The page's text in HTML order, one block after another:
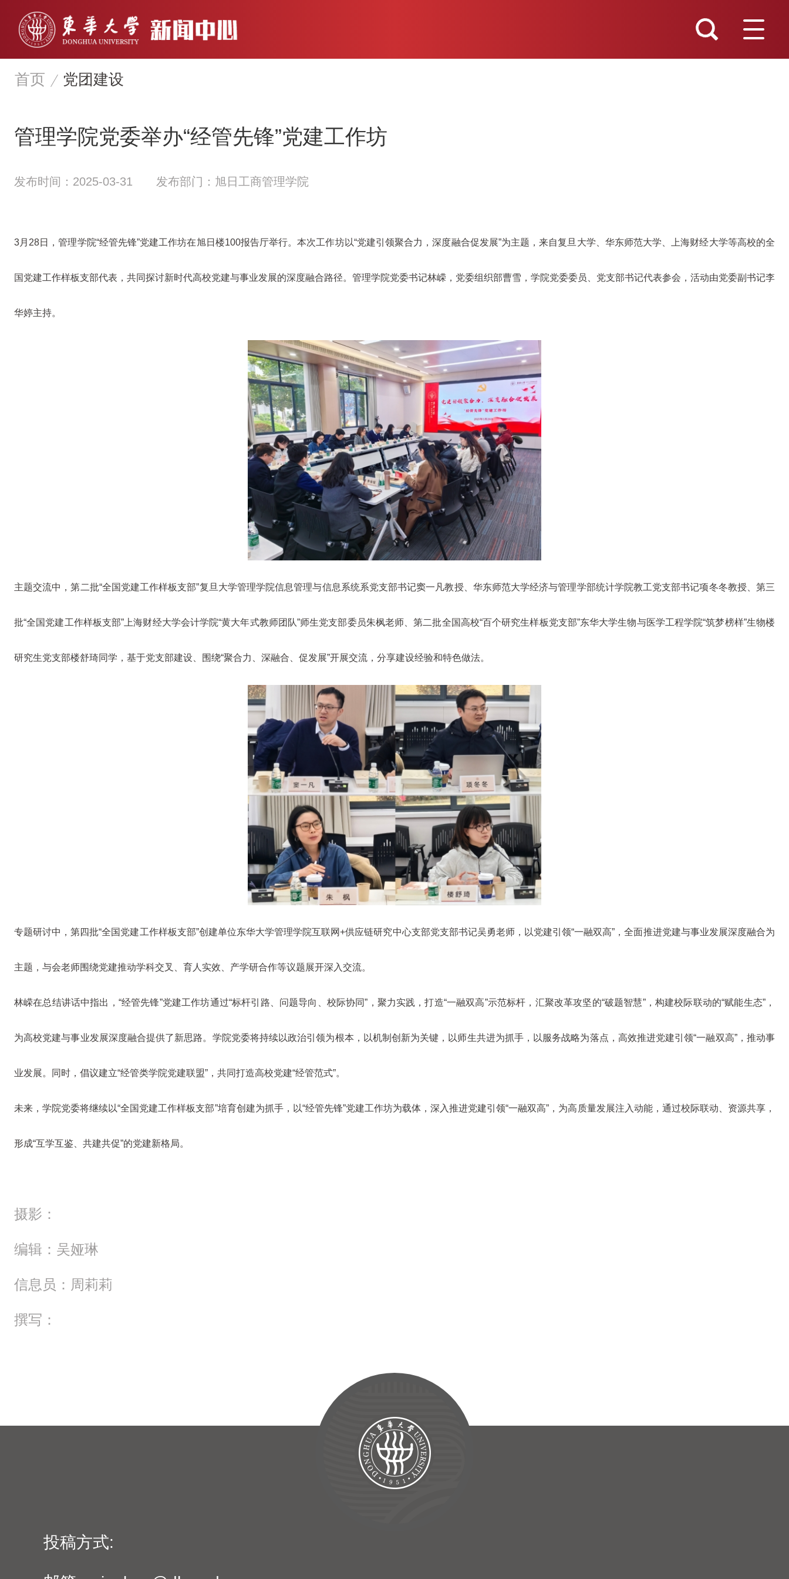
首页 党团建设
管理学院党委举办“经管先锋”党建工作坊
发布时间：2025-03-31 发布部门：旭日工商管理学院
3月28日，管理学院“经管先锋”党建工作坊在旭日楼100报告厅举行。本次工作坊以“党建引领聚合力，深度融合促发展”为主题，来自复旦大学、华东师范大学、上海财经大学等高校的全
国党建工作样板支部代表，共同探讨新时代高校党建与事业发展的深度融合路径。管理学院党委书记林嵘，党委组织部曹雪，学院党委委员、党支部书记代表参会，活动由党委副书记李
华婷主持。
主题交流中，第二批“全国党建工作样板支部”复旦大学管理学院信息管理与信息系统系党支部书记窦一凡教授、华东师范大学经济与管理学部统计学院教工党支部书记项冬冬教授、第三
批“全国党建工作样板支部”上海财经大学会计学院“黄大年式教师团队”师生党支部委员朱枫老师、第二批全国高校“百个研究生样板党支部”东华大学生物与医学工程学院“筑梦榜样”生物楼
研究生党支部楼舒琦同学，基于党支部建设、围绕“聚合力、深融合、促发展”开展交流，分享建设经验和特色做法。
专题研讨中，第四批“全国党建工作样板支部”创建单位东华大学管理学院互联网+供应链研究中心支部党支部书记吴勇老师，以党建引领“一融双高”，全面推进党建与事业发展深度融合为
主题，与会老师围绕党建推动学科交叉、育人实效、产学研合作等议题展开深入交流。
林嵘在总结讲话中指出，“经管先锋”党建工作坊通过“标杆引路、问题导向、校际协同”，聚力实践，打造“一融双高”示范标杆，汇聚改革攻坚的“破题智慧”，构建校际联动的“赋能生态”，
为高校党建与事业发展深度融合提供了新思路。学院党委将持续以政治引领为根本，以机制创新为关键，以师生共进为抓手，以服务战略为落点，高效推进党建引领“一融双高”，推动事
业发展。同时，倡议建立“经管类学院党建联盟”，共同打造高校党建“经管范式”。
未来，学院党委将继续以“全国党建工作样板支部”培育创建为抓手，以“经管先锋”党建工作坊为载体，深入推进党建引领“一融双高”，为高质量发展注入动能，通过校际联动、资源共享，
形成“互学互鉴、共建共促”的党建新格局。
摄影：
编辑：吴娅琳
信息员：周莉莉
撰写：
投稿方式: